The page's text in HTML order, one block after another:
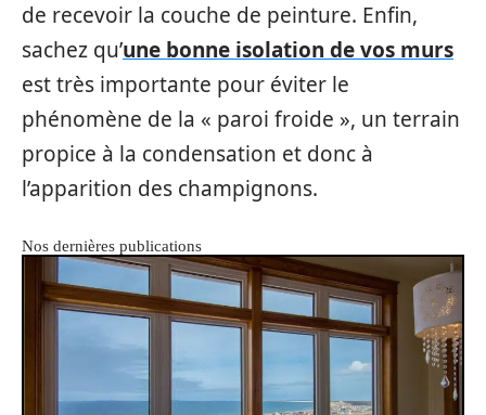
de recevoir la couche de peinture. Enfin,
sachez qu’une bonne isolation de vos murs
est très importante pour éviter le
phénomène de la « paroi froide », un terrain
propice à la condensation et donc à
l’apparition des champignons.
Nos dernières publications